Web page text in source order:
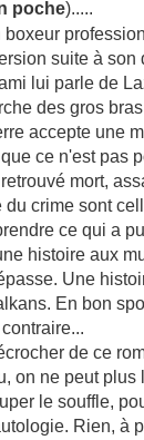
poche).....
boxeur
suite à son
lui parle de
des gros
accepte une
ce n'est pas
mort,
du crime sont
ce qui a
histoire aux
Une
En bon
de ce
on ne peut plus
le souffle,
Rien, à